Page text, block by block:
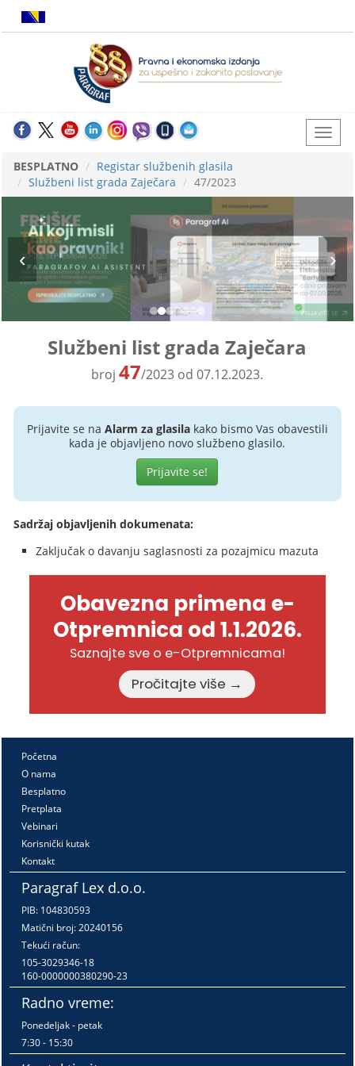
BESPLATNO
Registar službenih glasila
Službeni list grada Zaječara
47/2023
Službeni list grada Zaječara
broj47/2023 od 07.12.2023.
Prijavite se na Alarm za glasilakako bismo Vas obavestili
kada je objavljeno novo službeno glasilo.
Prijavite se!
Sadržaj objavljenih dokumenata:
Zaključak o davanju saglasnosti za pozajmicu mazuta
Obavezna primena e-
Otpremnica od 1.1.2026.
Saznajte sve o e-Otpremnicama!
Pročitajte više →
Početna
O nama
Besplatno
Pretplata
Vebinari
Korisnički kutak
Kontakt
Paragraf Lex d.o.o.
PIB: 104830593
Matični broj: 20240156
Tekući račun:
105-3029346-18
160-0000000380290-23
Radno vreme:
Ponedeljak - petak
7:30 - 15:30